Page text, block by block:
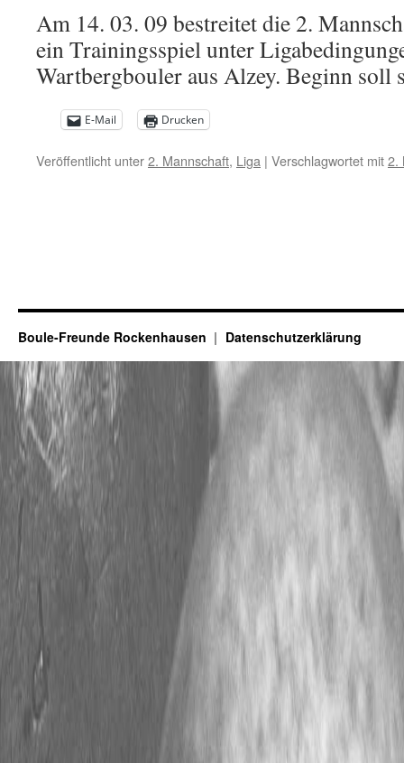
Am 14. 03. 09 bestreitet die 2.
ein Trainingsspiel unter
Wartbergbouler aus Alzey. Beginn soll
E-Mail Drucken
Veröffentlicht unter2. Mannschaft, Liga | Verschlagwortet mit2.
Boule-Freunde Rockenhausen Datenschutzerklärung